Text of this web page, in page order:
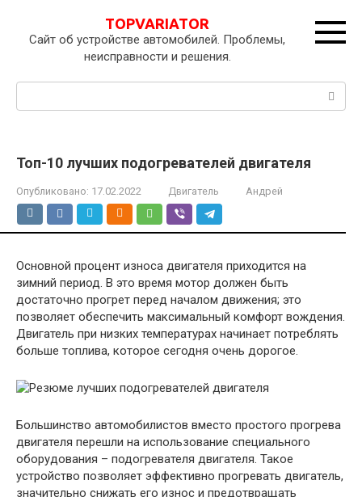
контенту
TOPVARIATOR
Сайт об устройстве автомобилей. Проблемы,
неисправности и решения.
Поиск:
Топ-10 лучших подогревателей двигателя
Опубликовано: 17.02.2022 Двигатель Андрей
Основной процент износа двигателя приходится на
зимний период. В это время мотор должен быть
достаточно прогрет перед началом движения; это
позволяет обеспечить максимальный комфорт вождения.
Двигатель при низких температурах начинает потреблять
больше топлива, которое сегодня очень дорогое.
Большинство автомобилистов вместо простого прогрева
двигателя перешли на использование специального
оборудования – подогревателя двигателя. Такое
устройство позволяет эффективно прогревать двигатель,
значительно снижать его износ и предотвращать